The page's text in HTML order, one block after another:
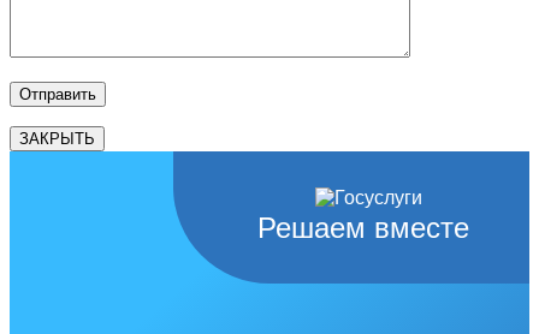
ЗАКРЫТЬ
Решаем вместе